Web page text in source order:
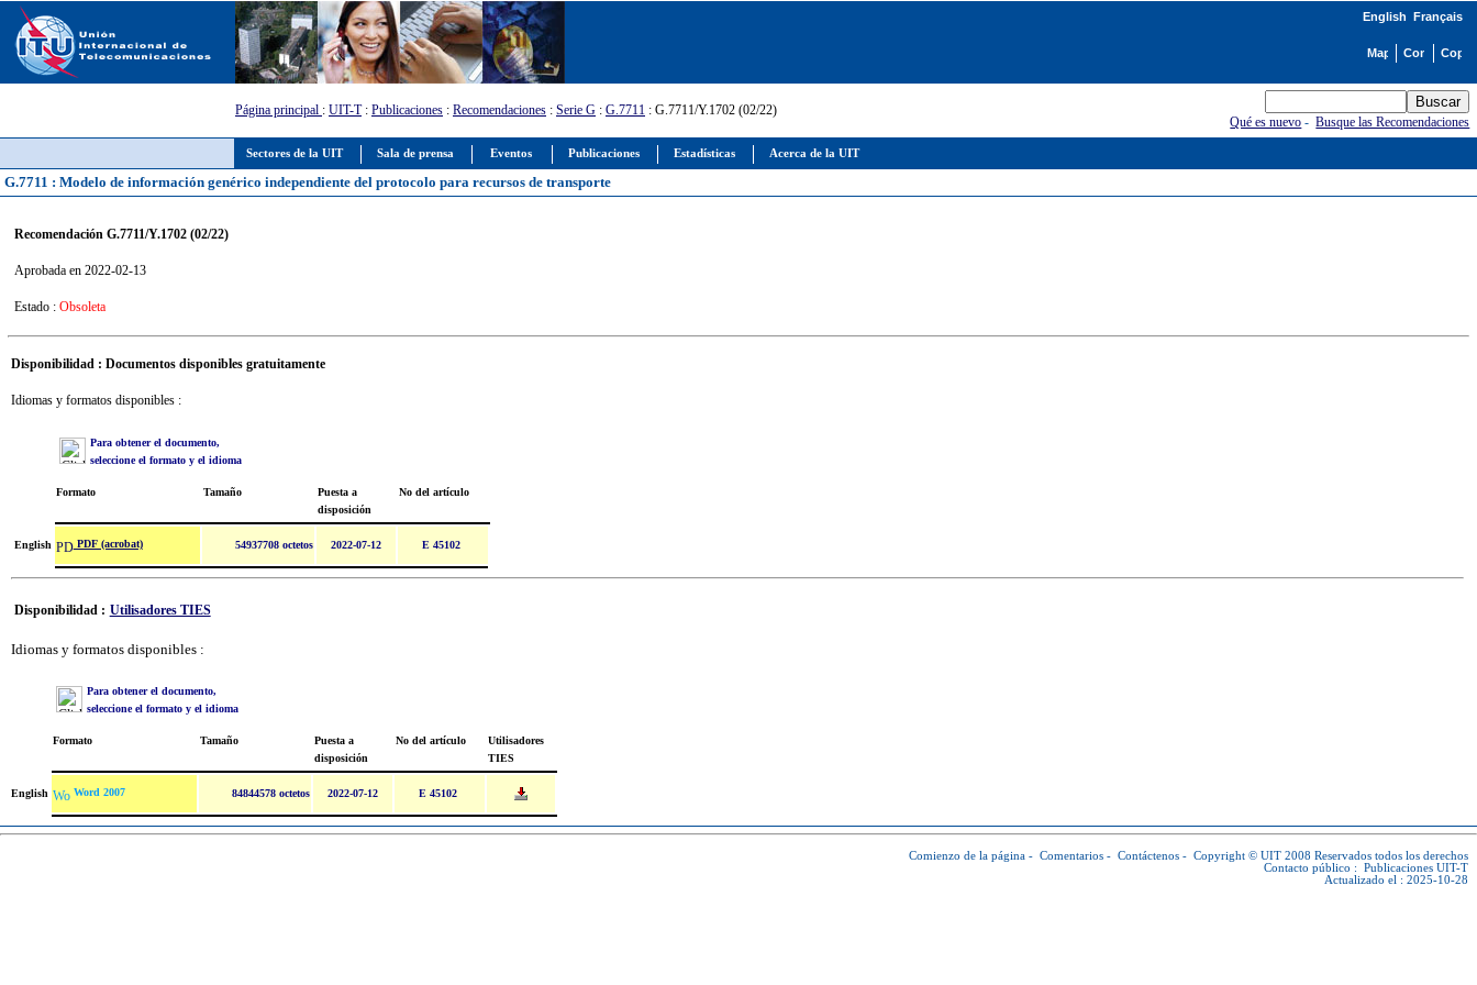
Sectores de la UIT Sala de prensa Eventos Publicaciones Estadísticas Acerca de la UIT
English Français
Página principal : UIT-T: Publicaciones : Recomendaciones : Serie G : G.7711 : G.7711/Y.1702 (02/22)
Qué es nuevo -Busque las Recomendaciones
G.7711 : Modelo de información genérico independiente del protocolo para recursos de transporte
Recomendación G.7711/Y.1702 (02/22)
Aprobada en 2022-02-13
Estado : Obsoleta
Disponibilidad : Documentos disponibles gratuitamente
Idiomas y formatos disponibles :
Para obtener el documento,
seleccione el formato y el idioma
Formato Tamaño
Puesta a
disposición
No del artículo
English PDF (acrobat) 54937708 octetos 2022-07-12 E 45102
Disponibilidad : Utilisadores TIES
Idiomas y formatos disponibles :
Para obtener el documento,
seleccione el formato y el idioma
Formato Tamaño
Puesta a
disposición
No del artículo
Utilisadores
TIES
English Word 2007 84844578 octetos 2022-07-12 E 45102
Comienzo de la página - Comentarios - Contáctenos - Copyright © UIT 2008 Reservados todos los derechos
Contacto público : Publicaciones UIT-T
Actualizado el : 2025-10-28